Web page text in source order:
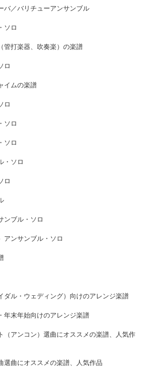
バ／バリチューアンサンブル
ソロ
管打楽器、吹奏楽）の楽譜
ロ
イムの楽譜
ロ
ソロ
ソロ
・ソロ
ロ
ンブル・ソロ
アンサンブル・ソロ
ダル・ウェディング）向けのアレンジ楽譜
年末年始向けのアレンジ楽譜
（アンコン）選曲にオススメの楽譜、人気作
選曲にオススメの楽譜、人気作品